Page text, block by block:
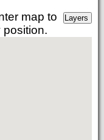
map to
position.